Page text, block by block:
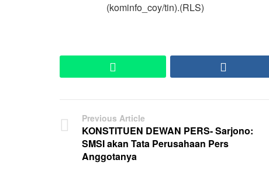
(kominfo_coy/tin).(RLS)
Previous Article
KONSTITUEN DEWAN PERS- Sarjono:
SMSI akan Tata Perusahaan Pers
Anggotanya